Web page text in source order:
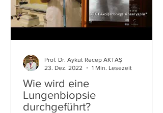
Wie wird eine
Lungenbiopsie
durchgeführt?
Prof. Dr. Aykut Recep AKTAŞ
23. Dez. 2022
1 Min. Lesezeit